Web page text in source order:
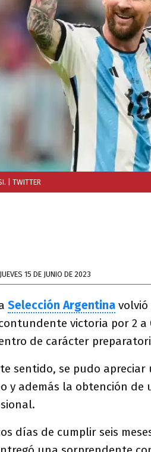
| TWITTER
JUEVES 15 DE JUNIO DE 2023
Selección Argentina
victoria por 2
de carácter
sentido, se pudo
y además la obtención de
días de cumplir seis